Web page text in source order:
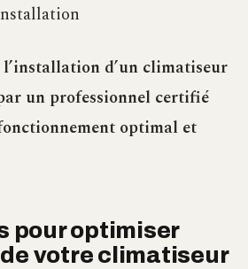
l’installation d’un climatiseur
un professionnel certifié
optimal et
pour optimiser
votre climatiseur